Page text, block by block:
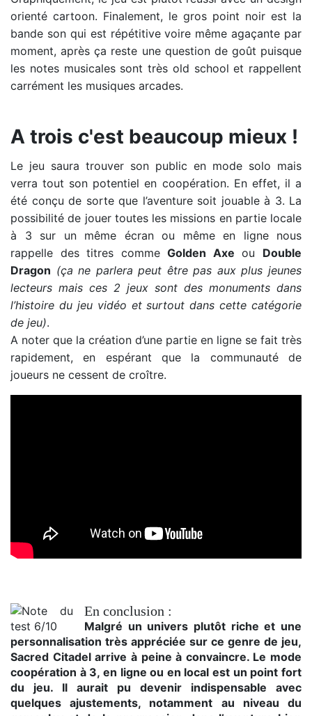
orienté cartoon. Finalement, le gros point noir est la
bande son qui est répétitive voire même agaçante par
moment, après ça reste une question de goût puisque
les notes musicales sont très old school et rappellent
carrément les musiques arcades.
A trois c'est beaucoup mieux !
Le jeu saura trouver son public en mode solo mais
verra tout son potentiel en coopération. En effet, il a
été conçu de sorte que l’aventure soit jouable à 3. La
possibilité de jouer toutes les missions en partie locale
à 3 sur un même écran ou même en ligne nous
rappelle des titres commeGolden Axe ou Double
Dragon (ça ne parlera peut être pas aux plus jeunes
lecteurs mais ces 2 jeux sont des monuments dans
l’histoire du jeu vidéo et surtout dans cette catégorie
de jeu).
A noter que la création d’une partie en ligne se fait très
rapidement, en espérant que la communauté de
joueurs ne cessent de croître.
En conclusion :
Malgré un univers plutôt riche et une
personnalisation très appréciée sur ce genre de jeu,
Sacred Citadel arrive à peine à convaincre. Le mode
coopération à 3, en ligne ou en local est un point fort
du jeu. Il aurait pu devenir indispensable avec
quelques ajustements, notamment au niveau du